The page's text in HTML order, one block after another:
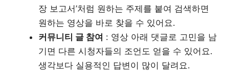
장 보고서’처럼 원하는 주제를 붙여 검색하면
원하는 영상을 바로 찾을 수 있어요.
커뮤니티 글 참여 : 영상 아래 댓글로 고민을 남
기면 다른 시청자들의 조언도 얻을 수 있어요.
생각보다 실용적인 답변이 많이 달려요.